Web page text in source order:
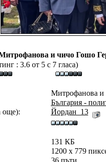
и чичо Гошо
: 3.6 от 5 с 7 гласа)
Митрофанова и
България -
още):
Йордан_13
131 КБ
1200 x 779
36 пъти